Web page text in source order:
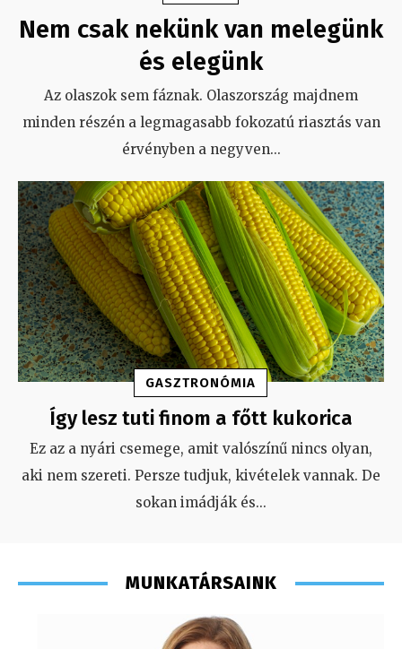
Nem csak nekünk van melegünk
és elegünk
Az olaszok sem fáznak. Olaszország majdnem
minden részén a legmagasabb fokozatú riasztás van
érvényben a negyven...
GASZTRONÓMIA
Így lesz tuti finom a főtt kukorica
Ez az a nyári csemege, amit valószínű nincs olyan,
aki nem szereti. Persze tudjuk, kivételek vannak. De
sokan imádják és...
MUNKATÁRSAINK